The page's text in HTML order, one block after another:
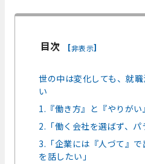
目次 [非表示]
世の中は変化しても、就
い
1.『働き方』と『やりが
2.「働く会社を選ばず、パ
3.「企業には『人づて』
を話したい」